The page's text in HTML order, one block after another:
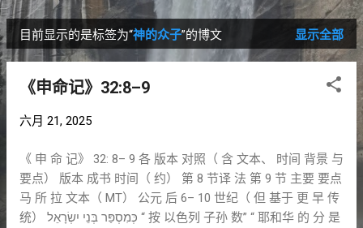
博
目前显示的是标签为“神的众子”的博文 显示全部
《申命记》32:8–9
六月 21, 2025
《 申 命 记》 32: 8– 9 各 版本 对照（ 含 文本、 时间 背景 与
要点） 版本 成书 时间（ 约） 第 8 节译 法 第 9 节 主要 要点
马 所 拉 文本（ MT） 公元 后 6– 10 世纪（ 但 基于 更 早 传
统） כְּמִסְפַּר בְּנֵי יִשְׂרָאֵל “ 按 以色列 子孙 数” “ 耶和华 的 分 是